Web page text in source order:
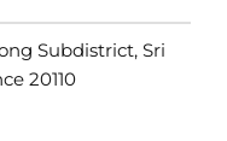
Subdistrict, Sri
20110